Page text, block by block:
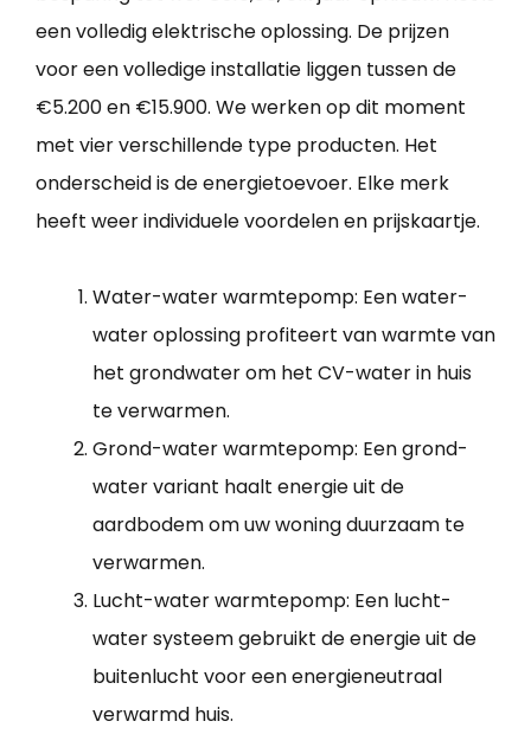
een volledig elektrische oplossing. De prijzen
voor een volledige installatie liggen tussen de
€5.200 en €15.900. We werken op dit moment
met vier verschillende type producten. Het
onderscheid is de energietoevoer. Elke merk
heeft weer individuele voordelen en prijskaartje.
Water-water warmtepomp: Een water-
water oplossing profiteert van warmte van
het grondwater om het CV-water in huis
te verwarmen.
Grond-water warmtepomp: Een grond-
water variant haalt energie uit de
aardbodem om uw woning duurzaam te
verwarmen.
Lucht-water warmtepomp: Een lucht-
water systeem gebruikt de energie uit de
buitenlucht voor een energieneutraal
verwarmd huis.